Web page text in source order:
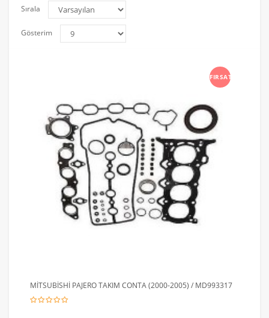
Sırala
Gösterim
FIRSAT
MİTSUBİSHİ PAJERO TAKIM CONTA (2000-2005) / MD993317